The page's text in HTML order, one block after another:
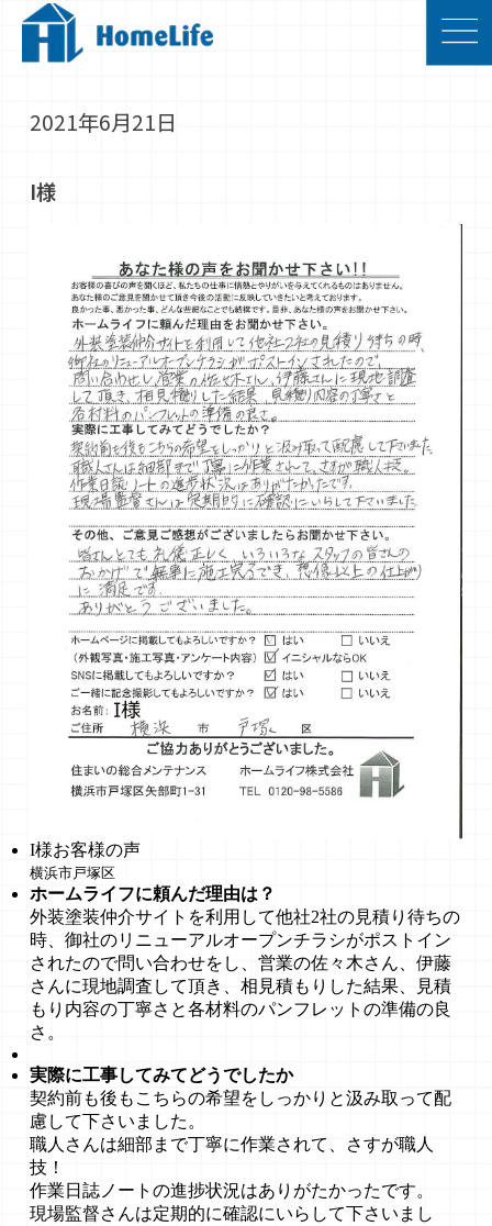
2021年6月21日
I様
I様お客様の声
横浜市戸塚区
ホームライフに頼んだ理由は？
外装塗装仲介サイトを利用して他社2社の見積り待ちの
時、御社のリニューアルオープンチラシがポストイン
されたので問い合わせをし、営業の佐々木さん、伊藤
さんに現地調査して頂き、相見積もりした結果、見積
もり内容の丁寧さと各材料のパンフレットの準備の良
さ。
実際に工事してみてどうでしたか
契約前も後もこちらの希望をしっかりと汲み取って配
慮して下さいました。
職人さんは細部まで丁寧に作業されて、さすが職人
技！
作業日誌ノートの進捗状況はありがたかったです。
現場監督さんは定期的に確認にいらして下さいまし